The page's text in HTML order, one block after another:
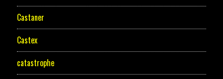
Castaner
Castex
catastrophe